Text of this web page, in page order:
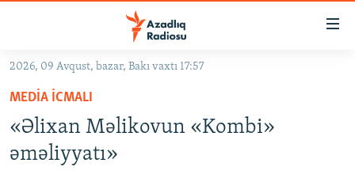
Əsas
qayıt
Əsas
naviqasiyaya
qayıt
GÜNDƏM
#İZAHLA
KORRUPSIOMETR
#ƏSLINDƏ
2026, 09 Avqust, bazar, Bakı vaxtı 17:57
MEDIA ICMALI
«Əlixan Məlikovun «Kombi»
əməliyyatı»